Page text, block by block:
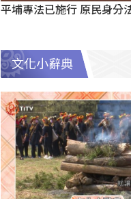
平埔專法已施行 原民身分
文化小辭典